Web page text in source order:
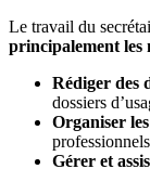
Le travail du
principalement les
Rédiger des
dossiers
Organiser
Gérer et